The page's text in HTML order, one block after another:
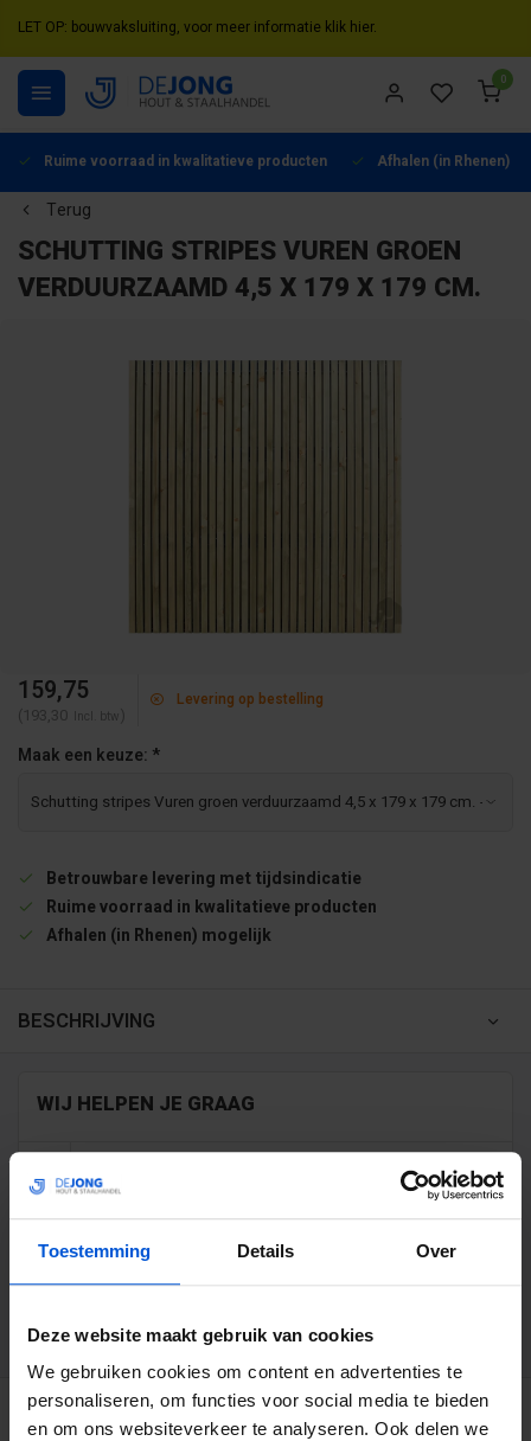
Toestemming Details Over
Deze website maakt gebruik van cookies
We gebruiken cookies om content en advertenties te
personaliseren, om functies voor social media te bieden
en om ons websiteverkeer te analyseren. Ook delen we
LET OP: bouwvaksluiting, voor meer informatie klik hier.
0
Ruime voorraad in kwalitatieve producten Afhalen (in Rhenen)
Terug
SCHUTTING STRIPES VUREN GROEN
VERDUURZAAMD 4,5 X 179 X 179 CM.
159,75
(193,30 Incl. btw )
Levering op bestelling
Maak een keuze: *
Betrouwbare levering met tijdsindicatie
Ruime voorraad in kwalitatieve producten
Afhalen (in Rhenen) mogelijk
BESCHRIJVING
WIJ HELPEN JE GRAAG
GERELATEERDE PRODUCTEN